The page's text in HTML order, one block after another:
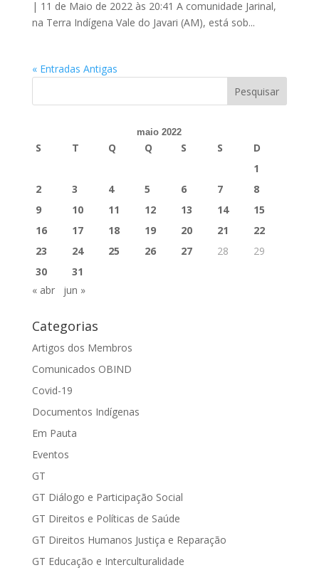
| 11 de Maio de 2022 às 20:41 A comunidade Jarinal,
na Terra Indígena Vale do Javari (AM), está sob...
« Entradas Antigas
maio 2022
S T Q Q S S
D
1
2
3 4 5 6 7
8
9
10 11 12 13 14
15
16
17 18 19 20 21
22
23
24 25 26 27 28
29
30
31
« abr
jun »
Categorias
Artigos dos Membros
Comunicados OBIND
Covid-19
Documentos Indígenas
Em Pauta
Eventos
GT
GT Diálogo e Participação Social
GT Direitos e Políticas de Saúde
GT Direitos Humanos Justiça e Reparação
GT Educação e Interculturalidade